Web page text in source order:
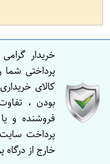
خریدار
پرداختی
کالای
بودن ،
فروشنده و
پرداخت
خارج از